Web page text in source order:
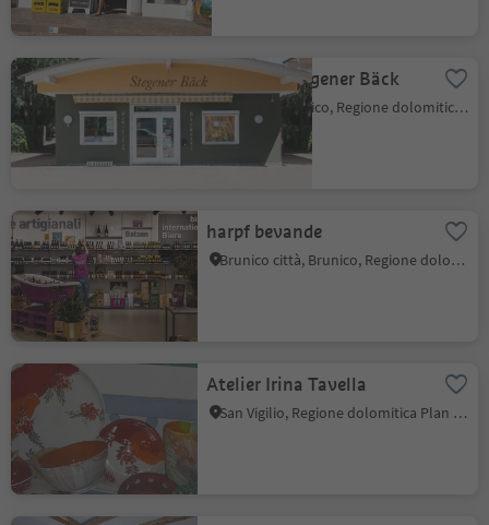
Panificio Stegener Bäck
Stegona, Brunico, Regione dolomitica Plan de Corones
harpf bevande
Brunico città, Brunico, Regione dolomitica Plan de Corones
Atelier Irina Tavella
San Vigilio, Regione dolomitica Plan de Corones